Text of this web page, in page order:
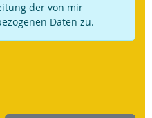
der von mir
Daten zu.